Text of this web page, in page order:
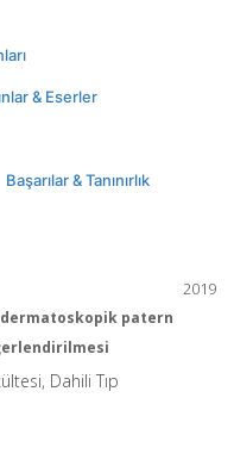
& Eserler
Başarılar & Tanınırlık
2019
patern
Dahili Tıp